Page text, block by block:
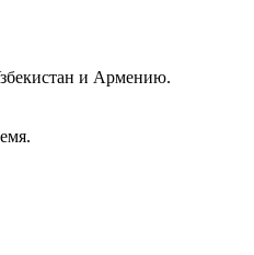
и Армению.